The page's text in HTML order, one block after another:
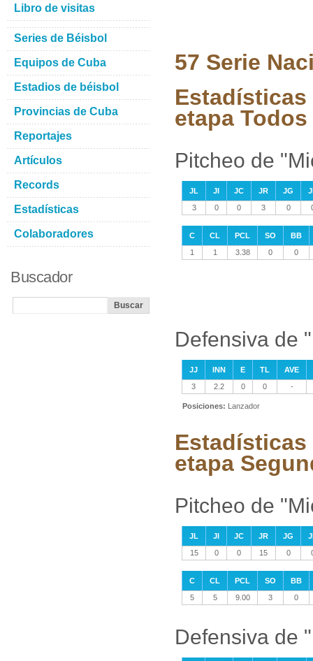
57 Serie
etapa
Pitcheo de
JL JI JC JR JG
3
0 0 3 0
C CL PCL SO
BB
1
1 3.38 0 0
Defensiva de
JJ INN E TL
AVE
3
2.2 0 0 -
Posiciones: Lanzador
etapa
Pitcheo de
JL JI JC JR JG
15
0 0 15 0
C CL PCL SO
BB
5
5 9.00 3 0
Defensiva de
Libro de visitas
Series de Béisbol
Equipos de Cuba
Estadios de béisbol
Provincias de Cuba
Reportajes
Artículos
Records
Estadísticas
Colaboradores
Buscador